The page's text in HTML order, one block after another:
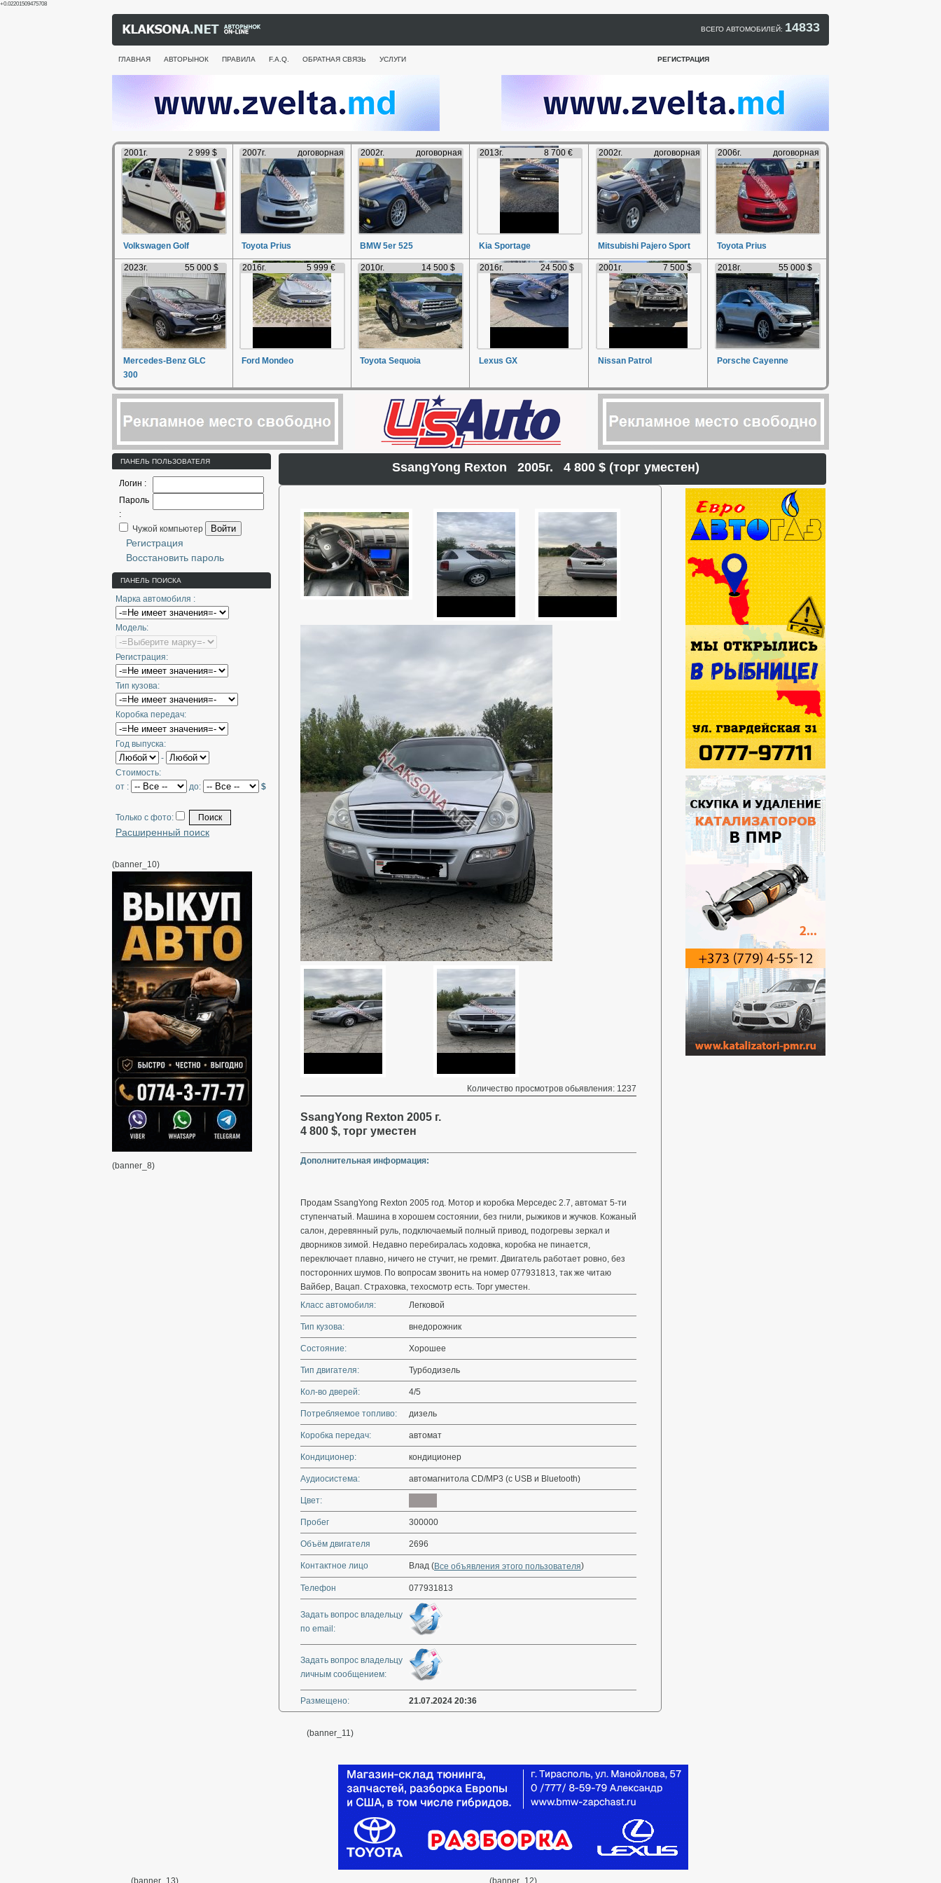
+0.02201509475708
ВСЕГО АВТОМОБИЛЕЙ: 14833
ГЛАВНАЯ АВТОРЫНОК ПРАВИЛА F.A.Q. ОБРАТНАЯ СВЯЗЬ УСЛУГИ РЕГИСТРАЦИЯ
2001г. 2 999 $
Volkswagen Golf
2007г. договорная
Toyota Prius
2002г. договорная
BMW 5er 525
2013г. 8 700 €
Kia Sportage
2002г. договорная
Mitsubishi Pajero Sport
2006г. договорная
Toyota Prius
2023г. 55 000 $
Mercedes-Benz GLC
300
2016г. 5 999 €
Ford Mondeo
2010г. 14 500 $
Toyota Sequoia
2016г. 24 500 $
Lexus GX
2001г. 7 500 $
Nissan Patrol
2018г. 55 000 $
Porsche Cayenne
ПАНЕЛЬ ПОЛЬЗОВАТЕЛЯ
Логин :
Пароль
:
Чужой компьютер
Войти
Регистрация
Восстановить пароль
ПАНЕЛЬ ПОИСКА
Марка автомобиля :
Модель:
Регистрация:
Тип кузова:
Коробка передач:
Год выпуска:
-
Стоимость:
от :
до: $
Только с фото:
Расширенный поиск
(banner_10)
(banner_8)
SsangYong Rexton 2005г. 4 800 $ (торг уместен)
Количество просмотров обьявления: 1237
SsangYong Rexton 2005 г.
4 800 $, торг уместен
Дополнительная информация:
Продам SsangYong Rexton 2005 год. Мотор и коробка Мерседес 2.7, автомат 5-ти
ступенчатый. Машина в хорошем состоянии, без гнили, рыжиков и жучков. Кожаный
салон, деревянный руль, подключаемый полный привод, подогревы зеркал и
дворников зимой. Недавно перебиралась ходовка, коробка не пинается,
переключает плавно, ничего не стучит, не гремит. Двигатель работает ровно, без
посторонних шумов. По вопросам звонить на номер 077931813, так же читаю
Вайбер, Вацап. Страховка, техосмотр есть. Торг уместен.
Класс автомобиля:
Легковой
Тип кузова: внедорожник
Состояние: Хорошее
Тип двигателя: Турбодизель
Кол-во дверей: 4/5
Потребляемое топливо: дизель
Коробка передач: автомат
Кондиционер: кондиционер
Аудиосистема: автомагнитола CD/MP3 (с USB и Bluetooth)
Цвет:
Пробег 300000
Объём двигателя 2696
Контактное лицо Влад (Все объявления этого пользователя)
Телефон 077931813
Задать вопрос владельцу
по email:
Задать вопрос владельцу
личным сообщением:
Размещено: 21.07.2024 20:36
(banner_11)
(banner_13) (banner_12)